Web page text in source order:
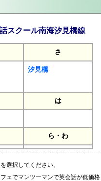
スクール南海汐見橋線
さ
汐見橋
は
ら・わ
選択してください。
ェでマンツーマンで英会話が低価格